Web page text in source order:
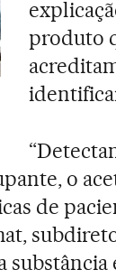
produto
o
de
substância